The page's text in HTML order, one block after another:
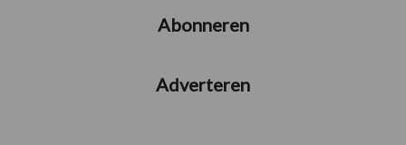
Abonneren
Adverteren